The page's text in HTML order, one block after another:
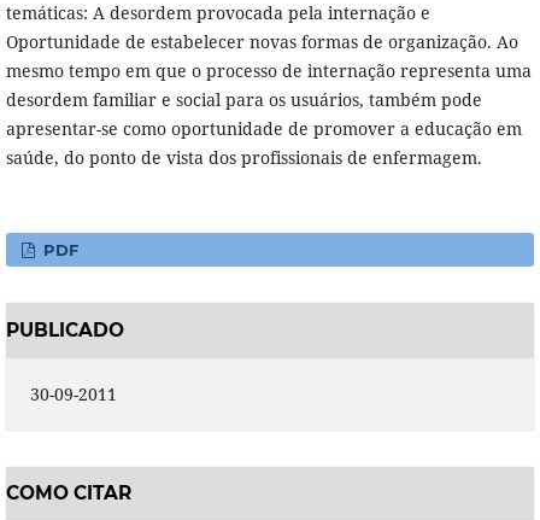
temáticas: A desordem provocada pela internação e
Oportunidade de estabelecer novas formas de organização. Ao
mesmo tempo em que o processo de internação representa uma
desordem familiar e social para os usuários, também pode
apresentar-se como oportunidade de promover a educação em
saúde, do ponto de vista dos profissionais de enfermagem.
PDF
PUBLICADO
30-09-2011
COMO CITAR